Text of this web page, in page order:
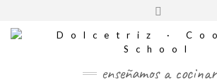
contenido
CONTACTO
SOCIALEScabecera
enseñamos a cocinar